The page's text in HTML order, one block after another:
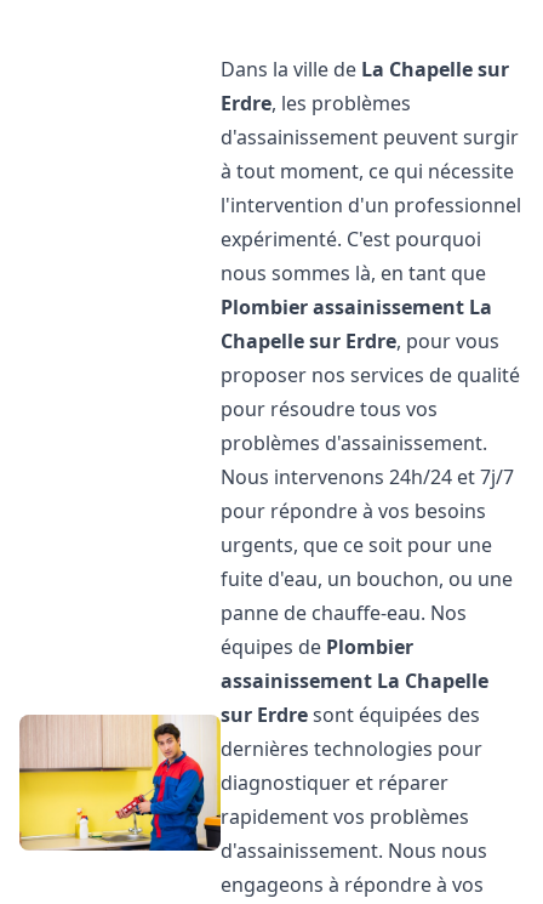
Dans la ville de La Chapelle sur
Erdre, les problèmes
d'assainissement peuvent surgir
à tout moment, ce qui nécessite
l'intervention d'un professionnel
expérimenté. C'est pourquoi
nous sommes là, en tant que
Plombier assainissement La
Chapelle sur Erdre, pour vous
proposer nos services de qualité
pour résoudre tous vos
problèmes d'assainissement.
Nous intervenons 24h/24 et 7j/7
pour répondre à vos besoins
urgents, que ce soit pour une
fuite d'eau, un bouchon, ou une
panne de chauffe-eau. Nos
équipes de Plombier
assainissement La Chapelle
sur Erdresont équipées des
dernières technologies pour
diagnostiquer et réparer
rapidement vos problèmes
d'assainissement. Nous nous
engageons à répondre à vos